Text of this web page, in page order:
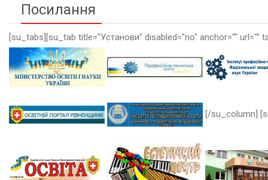
Посилання
[su_tabs][su_tab title="Установи" disabled="no" anchor=""
[/su_column]